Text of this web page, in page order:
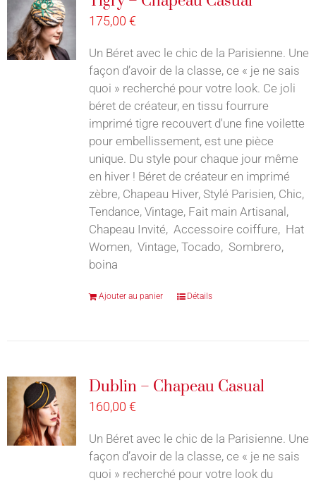
175,00 €
Un Béret avec le chic de la Parisienne. Une
façon d’avoir de la classe, ce « je ne sais
quoi » recherché pour votre look. Ce joli
béret de créateur, en tissu fourrure
imprimé tigre recouvert d'une fine voilette
pour embellissement, est une pièce
unique. Du style pour chaque jour même
en hiver ! Béret de créateur en imprimé
zèbre, Chapeau Hiver, Stylé Parisien, Chic,
Tendance, Vintage, Fait main Artisanal,
Chapeau Invité, Accessoire coiffure, Hat
Women, Vintage, Tocado, Sombrero,
boina
Ajouter au panier Détails
Dublin – Chapeau Casual
160,00 €
Un Béret avec le chic de la Parisienne. Une
façon d’avoir de la classe, ce « je ne sais
quoi » recherché pour votre look du